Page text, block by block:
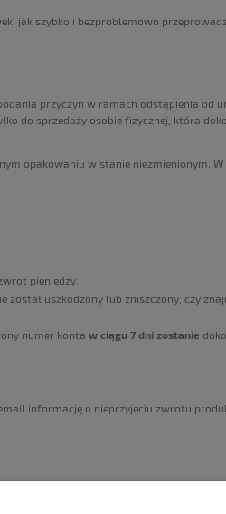
jak szybko i bezproblemowo
przyczyn w ramach odstąpienia od
do sprzedaży osobie fizycznej, która
opakowaniu w stanie niezmienionym. W
pieniędzy.
uszkodzony lub zniszczony, czy
numer konta w ciągu 7 dni zostanie
informację o nieprzyjęciu zwrotu